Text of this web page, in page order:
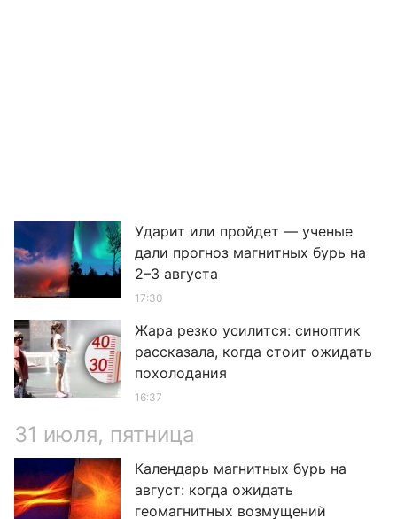
Ударит или пройдет — ученые
дали прогноз магнитных бурь на
2–3 августа
17:30
Жара резко усилится: синоптик
рассказала, когда стоит ожидать
похолодания
16:37
31 июля, пятница
Календарь магнитных бурь на
август: когда ожидать
геомагнитных возмущений